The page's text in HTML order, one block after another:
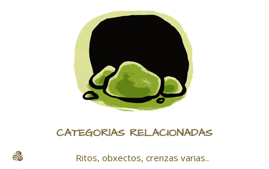
CATEGORÍAS RELACIONADAS
Ritos, obxectos, crenzas varias..